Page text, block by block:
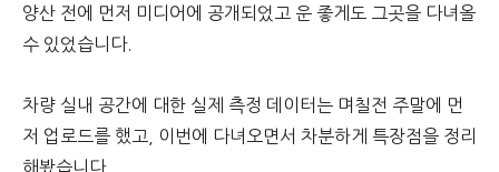
양산 전에 먼저 미디어에 공개되었고 운 좋게도 그곳을 다녀올
수 있었습니다.
차량 실내 공간에 대한 실제 측정 데이터는 며칠전 주말에 먼
저 업로드를 했고, 이번에 다녀오면서 차분하게 특장점을 정리
해봤습니다.